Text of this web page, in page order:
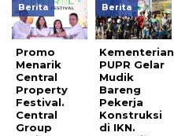
Berita
Promo
Menarik
Central
Property
Festival.
Central
Group
Berita
Kementerian
PUPR Gelar
Mudik
Bareng
Pekerja
Konstruksi
di IKN.